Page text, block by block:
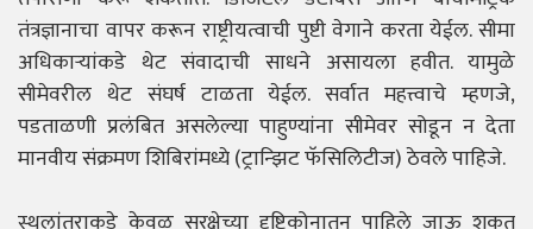
तंत्रज्ञानाचा वापर करून राष्ट्रीयत्वाची पुष्टी वेगाने करता येईल. सीमा
अधिकाऱ्यांकडे थेट संवादाची साधने असायला हवीत. यामुळे
सीमेवरील थेट संघर्ष टाळता येईल. सर्वात महत्त्वाचे म्हणजे,
पडताळणी प्रलंबित असलेल्या पाहुण्यांना सीमेवर सोडून न देता
मानवीय संक्रमण शिबिरांमध्ये (ट्रान्झिट फॅसिलिटीज) ठेवले पाहिजे.